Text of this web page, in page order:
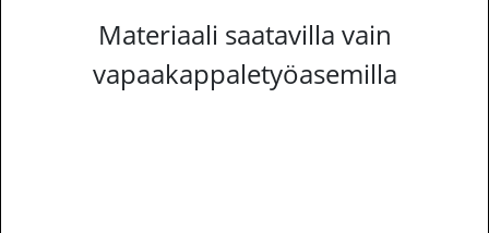
Materiaali saatavilla vain
vapaakappaletyöasemilla